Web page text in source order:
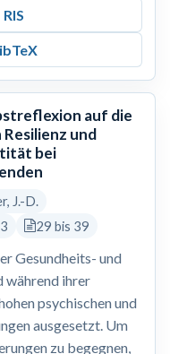
RIS
auf die
und
bei
J.-D.
29 bis 39
Gesundheits- und
während ihrer
psychischen und
ausgesetzt. Um
zu begegnen,